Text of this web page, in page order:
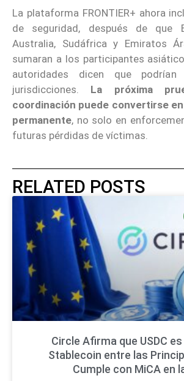
La plataforma FRONTIER+ ahora
de seguridad, después de que
Australia, Sudáfrica y Emiratos
sumaran a los participantes
autoridades dicen que
jurisdicciones. La próxima
coordinación puede convertirse
permanente, no solo en
futuras pérdidas de víctimas.
RELATED POSTS
Circle Afirma que USDC
Stablecoin entre las
Cumple con MiCA en